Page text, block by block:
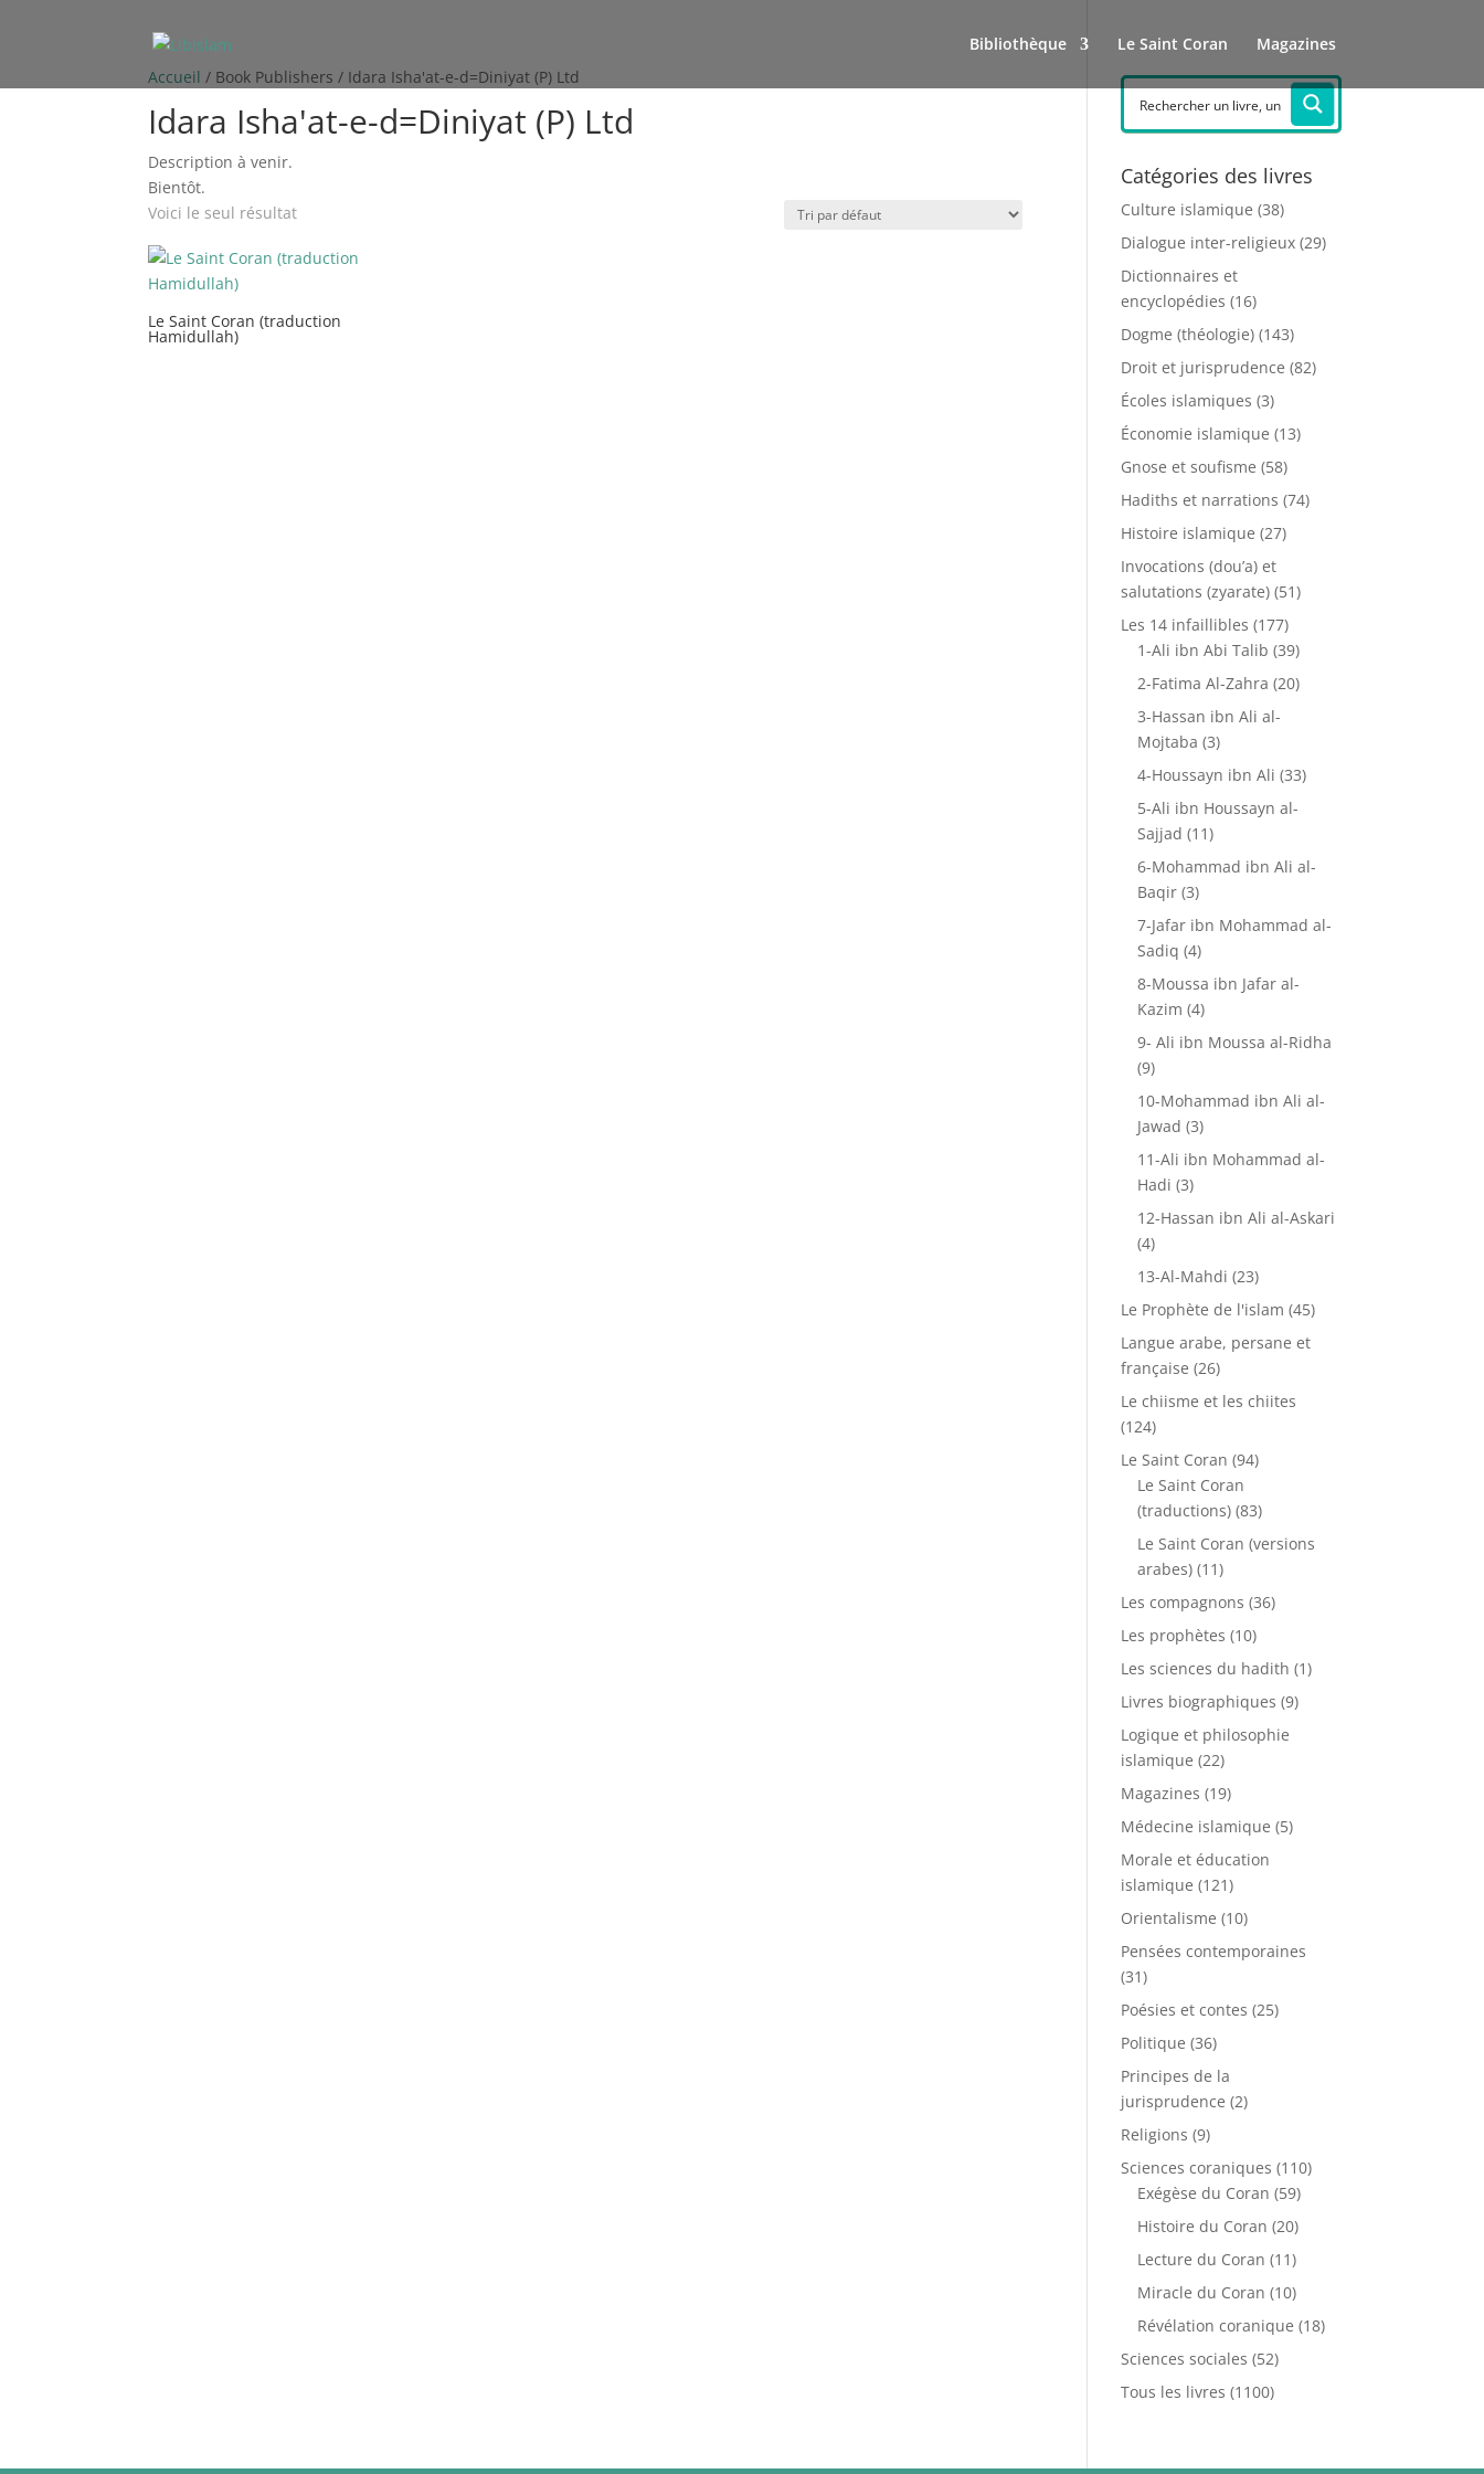
Bibliothèque Le Saint Coran
Magazines
Accueil / Book Publishers / Idara Isha'at-e-d=Diniyat (P) Ltd
Idara Isha'at-e-d=Diniyat (P) Ltd
Description à venir.
Bientôt.
Voici le seul résultat
Le Saint Coran (traduction
Hamidullah)
Catégories des livres
Culture islamique (38)
Dialogue inter-religieux (29)
Dictionnaires et
encyclopédies (16)
Dogme (théologie) (143)
Droit et jurisprudence (82)
Écoles islamiques (3)
Économie islamique (13)
Gnose et soufisme (58)
Hadiths et narrations (74)
Histoire islamique (27)
Invocations (dou’a) et
salutations (zyarate) (51)
Les 14 infaillibles (177)
1-Ali ibn Abi Talib (39)
2-Fatima Al-Zahra (20)
3-Hassan ibn Ali al-
Mojtaba (3)
4-Houssayn ibn Ali (33)
5-Ali ibn Houssayn al-
Sajjad (11)
6-Mohammad ibn Ali al-
Baqir (3)
7-Jafar ibn Mohammad al-
Sadiq (4)
8-Moussa ibn Jafar al-
Kazim (4)
9- Ali ibn Moussa al-Ridha
(9)
10-Mohammad ibn Ali al-
Jawad (3)
11-Ali ibn Mohammad al-
Hadi (3)
12-Hassan ibn Ali al-Askari
(4)
13-Al-Mahdi (23)
Le Prophète de l'islam (45)
Langue arabe, persane et
française (26)
Le chiisme et les chiites
(124)
Le Saint Coran (94)
Le Saint Coran
(traductions) (83)
Le Saint Coran (versions
arabes) (11)
Les compagnons (36)
Les prophètes (10)
Les sciences du hadith (1)
Livres biographiques (9)
Logique et philosophie
islamique (22)
Magazines (19)
Médecine islamique (5)
Morale et éducation
islamique (121)
Orientalisme (10)
Pensées contemporaines
(31)
Poésies et contes (25)
Politique (36)
Principes de la
jurisprudence (2)
Religions (9)
Sciences coraniques (110)
Exégèse du Coran (59)
Histoire du Coran (20)
Lecture du Coran (11)
Miracle du Coran (10)
Révélation coranique (18)
Sciences sociales (52)
Tous les livres (1100)